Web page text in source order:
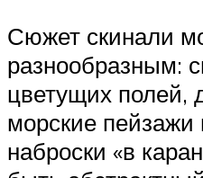
Сюжет скинали
разнообразным:
цветущих полей,
морские
наброски «в